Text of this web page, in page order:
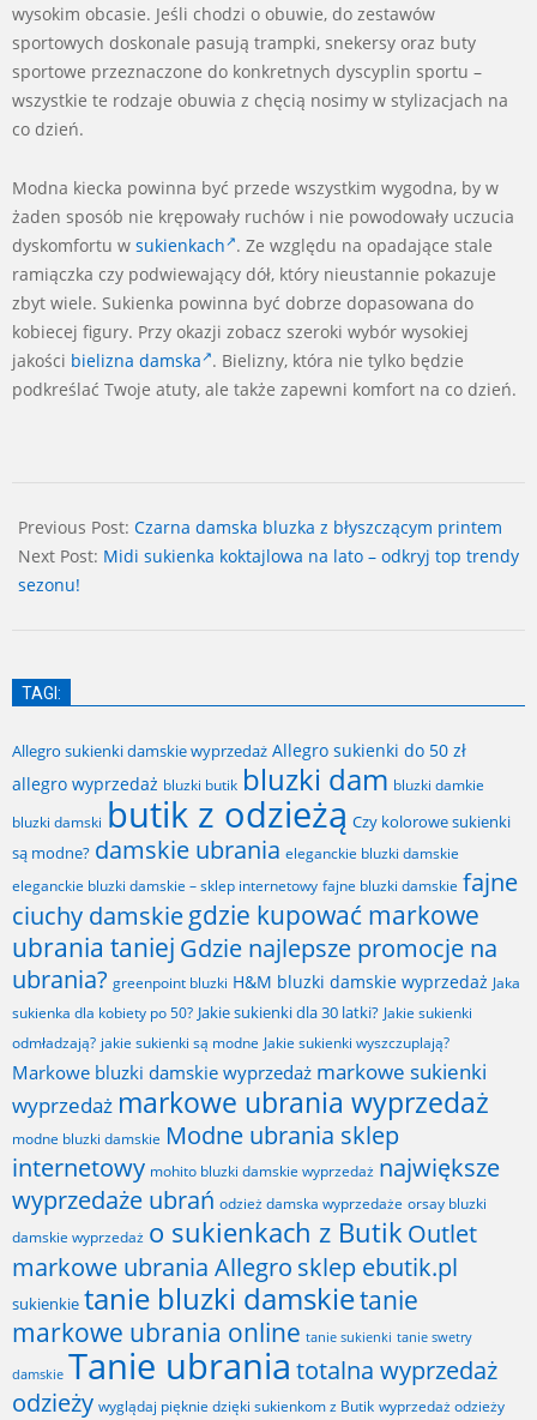
wysokim obcasie. Jeśli chodzi o obuwie, do zestawów
sportowych doskonale pasują trampki, snekersy oraz buty
sportowe przeznaczone do konkretnych dyscyplin sportu –
wszystkie te rodzaje obuwia z chęcią nosimy w stylizacjach na
co dzień.
Modna kiecka powinna być przede wszystkim wygodna, by w
żaden sposób nie krępowały ruchów i nie powodowały uczucia
dyskomfortu w sukienkach . Ze względu na opadające stale
ramiączka czy podwiewający dół, który nieustannie pokazuje
zbyt wiele. Sukienka powinna być dobrze dopasowana do
kobiecej figury. Przy okazji zobacz szeroki wybór wysokiej
jakości bielizna damska . Bielizny, która nie tylko będzie
podkreślać Twoje atuty, ale także zapewni komfort na co dzień.
06-
14
Previous Post: Czarna damska bluzka z błyszczącym printem
Next Post: Midi sukienka koktajlowa na lato – odkryj top trendy
sezonu!
TAGI:
Allegro sukienki damskie wyprzedaż Allegro sukienki do 50 zł
allegro wyprzedaż bluzki butik bluzki dam bluzki damkie
bluzki damski butik z odzieżą Czy kolorowe sukienki
są modne? damskie ubrania eleganckie bluzki damskie
eleganckie bluzki damskie – sklep internetowy fajne bluzki damskie fajne
ciuchy damskiegdzie kupować markowe
ubrania taniej Gdzie najlepsze promocje na
ubrania? greenpoint bluzki H&M bluzki damskie wyprzedaż Jaka
sukienka dla kobiety po 50? Jakie sukienki dla 30 latki? Jakie sukienki
odmładzają? jakie sukienki są modne Jakie sukienki wyszczuplają?
Markowe bluzki damskie wyprzedaż markowe sukienki
wyprzedaż markowe ubrania wyprzedaż
modne bluzki damskie Modne ubrania sklep
internetowy mohito bluzki damskie wyprzedaż największe
wyprzedaże ubrań odzież damska wyprzedaże orsay bluzki
damskie wyprzedaż o sukienkach z Butik Outlet
markowe ubrania Allegro sklep ebutik.pl
sukienkie tanie bluzki damskietanie
markowe ubrania online tanie sukienki tanie swetry
damskie Tanie ubrania totalna wyprzedaż
odzieży wyglądaj pięknie dzięki sukienkom z Butik wyprzedaż odzieży